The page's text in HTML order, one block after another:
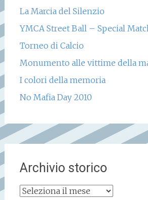
La Marcia del Silenzio
YMCA Street Ball – Special
Torneo di Calcio
Monumento alle vittime della
I colori della memoria
No Mafia Day 2010
Archivio storico
Archivio